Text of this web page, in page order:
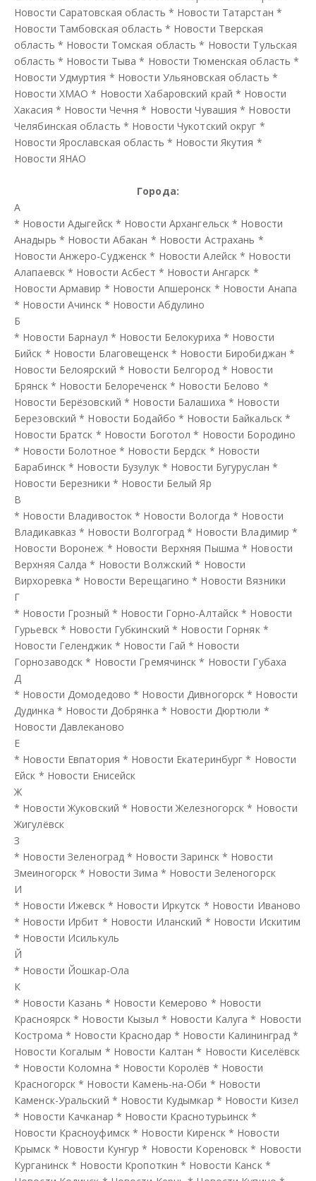
Новости Саратовская область * Новости Татарстан *
Новости Тамбовская область * Новости Тверская
область * Новости Томская область * Новости Тульская
область * Новости Тыва * Новости Тюменская область *
Новости Удмуртия * Новости Ульяновская область *
Новости ХМАО * Новости Хабаровский край * Новости
Хакасия * Новости Чечня * Новости Чувашия * Новости
Челябинская область * Новости Чукотский округ *
Новости Ярославская область * Новости Якутия *
Новости ЯНАО
Города:
А
* Новости Адыгейск * Новости Архангельск * Новости
Анадырь * Новости Абакан * Новости Астрахань *
Новости Анжеро-Судженск * Новости Алейск * Новости
Алапаевск * Новости Асбест * Новости Ангарск *
Новости Армавир * Новости Апшеронск * Новости Анапа
* Новости Ачинск * Новости Абдулино
Б
* Новости Барнаул * Новости Белокуриха * Новости
Бийск * Новости Благовещенск * Новости Биробиджан *
Новости Белоярский * Новости Белгород * Новости
Брянск * Новости Белореченск * Новости Белово *
Новости Берёзовский * Новости Балашиха * Новости
Березовский * Новости Бодайбо * Новости Байкальск *
Новости Братск * Новости Боготол * Новости Бородино
* Новости Болотное * Новости Бердск * Новости
Барабинск * Новости Бузулук * Новости Бугуруслан *
Новости Березники * Новости Белый Яр
В
* Новости Владивосток * Новости Вологда * Новости
Владикавказ * Новости Волгоград * Новости Владимир *
Новости Воронеж * Новости Верхняя Пышма * Новости
Верхняя Салда * Новости Волжский * Новости
Вирхоревка * Новости Верещагино * Новости Вязники
Г
* Новости Грозный * Новости Горно-Алтайск * Новости
Гурьевск * Новости Губкинский * Новости Горняк *
Новости Геленджик * Новости Гай * Новости
Горнозаводск * Новости Гремячинск * Новости Губаха
Д
* Новости Домодедово * Новости Дивногорск * Новости
Дудинка * Новости Добрянка * Новости Дюртюли *
Новости Давлеканово
Е
* Новости Евпатория * Новости Екатеринбург * Новости
Ейск * Новости Енисейск
Ж
* Новости Жуковский * Новости Железногорск * Новости
Жигулёвск
З
* Новости Зеленоград * Новости Заринск * Новости
Змеиногорск * Новости Зима * Новости Зеленогорск
И
* Новости Ижевск * Новости Иркутск * Новости Иваново
* Новости Ирбит * Новости Иланский * Новости Искитим
* Новости Исилькуль
Й
* Новости Йошкар-Ола
К
* Новости Казань * Новости Кемерово * Новости
Красноярск * Новости Кызыл * Новости Калуга * Новости
Кострома * Новости Краснодар * Новости Калининград *
Новости Когалым * Новости Калтан * Новости Киселёвск
* Новости Коломна * Новости Королёв * Новости
Красногорск * Новости Камень-на-Оби * Новости
Каменск-Уральский * Новости Кудымкар * Новости Кизел
* Новости Качканар * Новости Краснотурьинск *
Новости Красноуфимск * Новости Киренск * Новости
Крымск * Новости Кунгур * Новости Кореновск * Новости
Курганинск * Новости Кропоткин * Новости Канск *